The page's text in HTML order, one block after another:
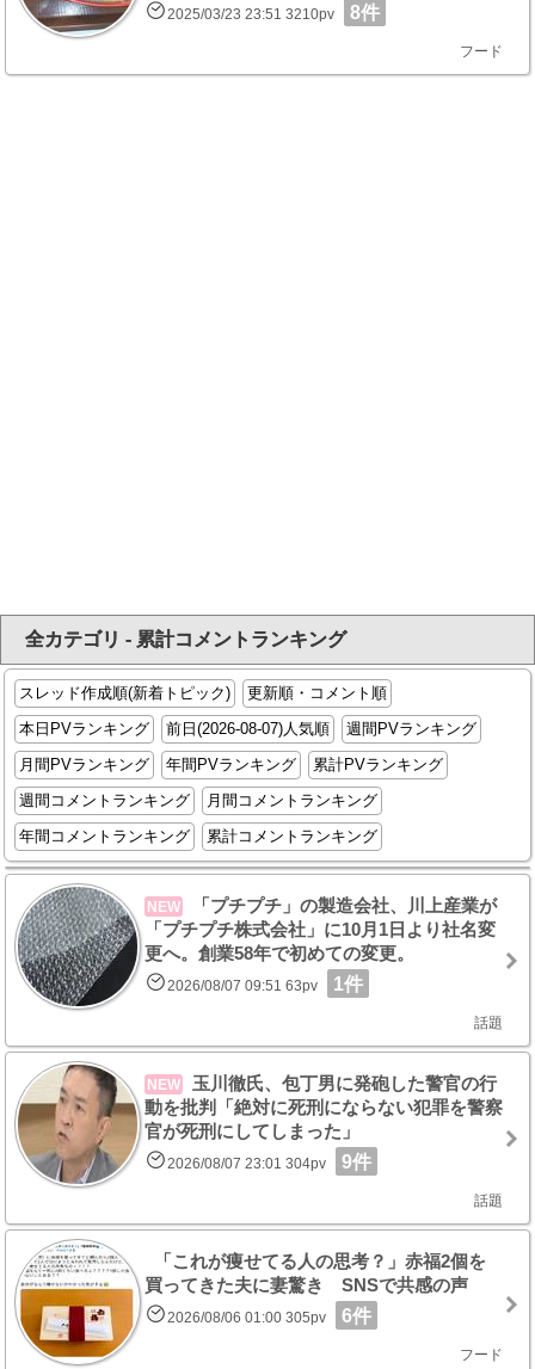
2025/03/23 23:51 3210pv 8件
フード
全カテゴリ - 累計コメントランキング
スレッド作成順(新着トピック)
更新順・コメント順
本日PVランキング
前日(2026-08-07)人気順
週間PVランキング
月間PVランキング
年間PVランキング
累計PVランキング
週間コメントランキング
月間コメントランキング
年間コメントランキング
累計コメントランキング
NEW
「プチプチ」の製造会社、川上産業が
「プチプチ株式会社」に10月1日より社名変
更へ。創業58年で初めての変更。
2026/08/07 09:51 63pv 1件
話題
NEW
玉川徹氏、包丁男に発砲した警官の行
動を批判「絶対に死刑にならない犯罪を警察
官が死刑にしてしまった」
2026/08/07 23:01 304pv 9件
話題
「これが痩せてる人の思考？」赤福2個を
買ってきた夫に妻驚き SNSで共感の声
2026/08/06 01:00 305pv 6件
フード